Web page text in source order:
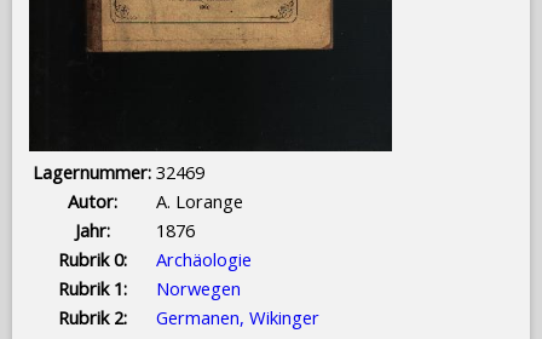
Lagernummer: 32469
Autor:
A. Lorange
Jahr:
1876
Rubrik 0:
Archäologie
Rubrik 1:
Norwegen
Rubrik 2:
Germanen, Wikinger